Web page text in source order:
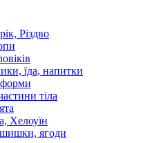
Різдво
їда, напитки
тіла
Хелоуїн
ягоди